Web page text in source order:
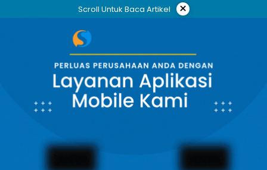
Scroll Untuk Baca Artikel ×